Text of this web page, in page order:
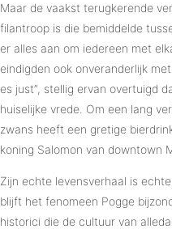
Maar de vaakst terugkerende
filantroop is die bemiddelde
er alles aan om iedereen met
eindigden ook onveranderlijk
es just”, stellig ervan overtuigd
huiselijke vrede. Om een lang
zwans heeft een gretige
koning Salomon van downtown
Zijn echte levensverhaal is
blijft het fenomeen Pogge
historici die de cultuur van